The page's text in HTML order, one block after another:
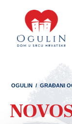
OGULIN / GRAĐANI